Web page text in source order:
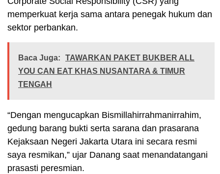
memperkuat kerja sama antara penegak hukum dan
sektor perbankan.
Baca Juga:
TAWARKAN PAKET BUKBER ALL
YOU CAN EAT KHAS NUSANTARA & TIMUR
TENGAH
“Dengan mengucapkan Bismillahirrahmanirrahim,
gedung barang bukti serta sarana dan prasarana
Kejaksaan Negeri Jakarta Utara ini secara resmi
saya resmikan,” ujar Danang saat menandatangani
prasasti peresmian.